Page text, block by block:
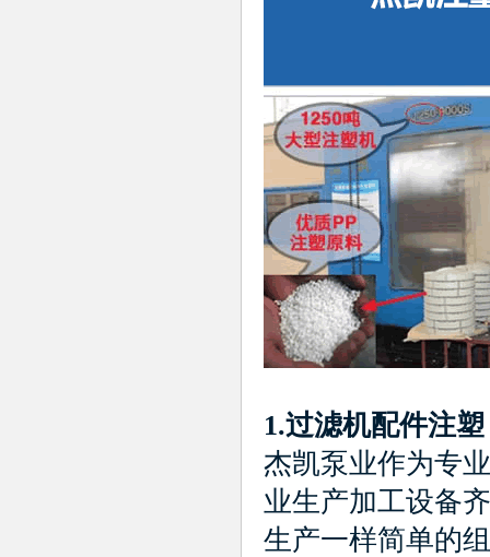
1.过滤机配
杰凯泵业作为专
业生产加工设备
生产一样简单的